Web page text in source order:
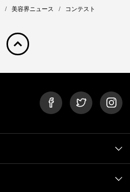
美容界ニュース コンテスト
pagetop